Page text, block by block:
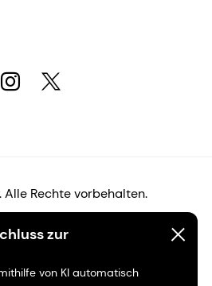
zur
von KI automatisch
Rechte vorbehalten.